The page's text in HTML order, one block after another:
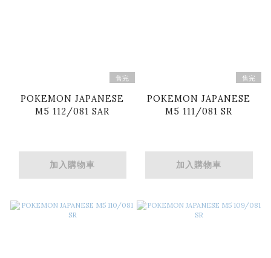
售完
POKEMON JAPANESE
M5 112/081 SAR
加入購物車
售完
POKEMON JAPANESE
M5 111/081 SR
加入購物車